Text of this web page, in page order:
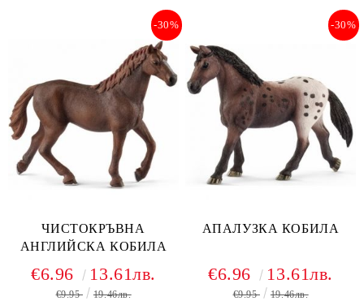
ЧИСТОКРЪВНА
АНГЛИЙСКА КОБИЛА
-30%
€6.96 13.61лв.
€9.95 19.46лв.
АПАЛУЗКА КОБИЛА
-30%
€6.96 13.61лв.
€9.95 19.46лв.